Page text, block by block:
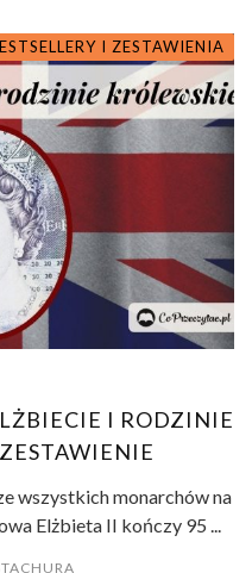
I ZESTAWIENIA
I RODZINIE
wszystkich monarchów na
Elżbieta II kończy 95 ...